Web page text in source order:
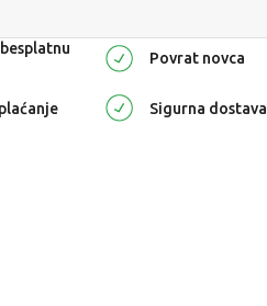
Povrat novca
Sigurna dostava